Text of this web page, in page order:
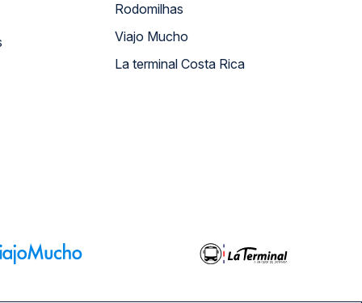
Rodomilhas
Viajo Mucho
La terminal Costa Rica